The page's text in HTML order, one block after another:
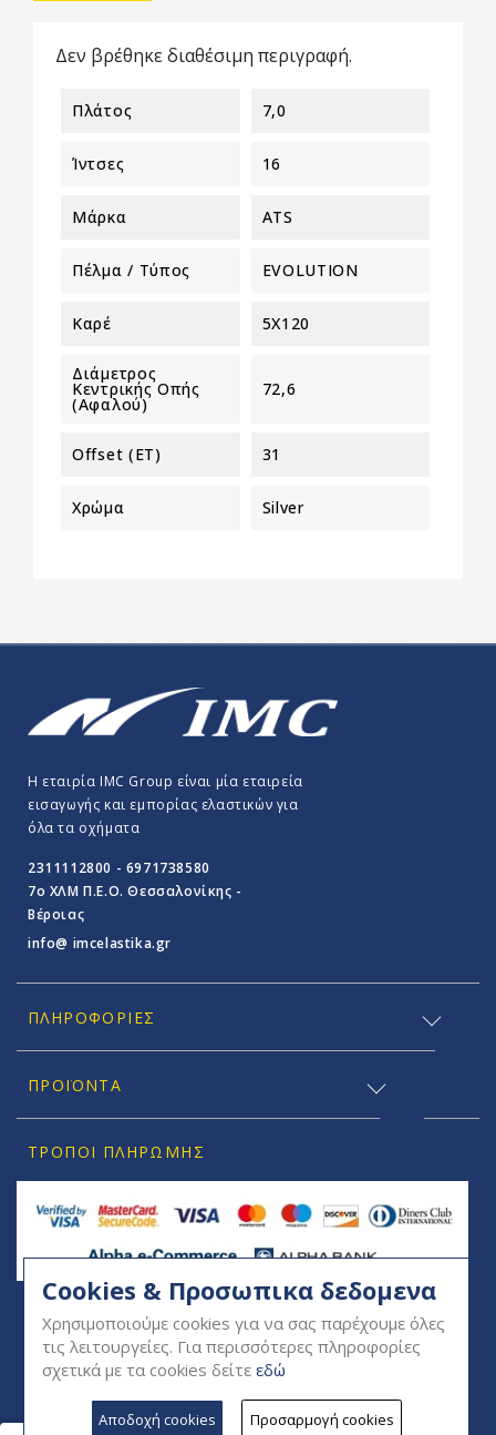
Δεν βρέθηκε διαθέσιμη περιγραφή.
Πλάτος 7,0
Ίντσες 16
Μάρκα ATS
Πέλμα / Τύπος EVOLUTION
Καρέ 5X120
Διάμετρος
Κεντρικής Οπής
(αφαλού)
72,6
Offset (ET) 31
Χρώμα Silver
Η εταιρία IMC Group είναι μία εταιρεία
εισαγωγής και εμπορίας ελαστικών για
όλα τα οχήματα
2311112800 - 6971738580
7o ΧΛΜ Π.E.O. Θεσσαλονίκης -
Βέροιας
info@ imcelastika.gr
ΠΛΗΡΟΦΟΡΊΕΣ
ΠΡΟΪΟΝΤΑ
ΤΡΌΠΟΙ ΠΛΗΡΩΜΉΣ
SOCIAL
Cookies & Προσωπικα δεδομενα
Χρησιμοποιούμε cookies για να σας παρέχουμε όλες
τις λειτουργείες. Για περισσότερες πληροφορίες
σχετικά με τα cookies δείτε εδώ
Αποδοχή cookies Προσαρμογή cookies